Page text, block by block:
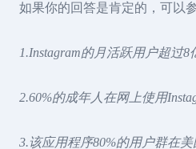
如果你的回答是肯定的，可以
1.Instagram的月活跃用户超过8
2.60%的成年人在网上使用
3.该应用程序80%的用户群在美